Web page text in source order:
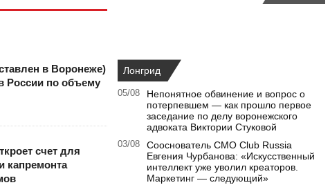
в Воронеже)
России по объему
счет для
капремонта
Лонгрид
05/08
Непонятное обвинение и вопрос о
потерпевшем — как прошло первое
заседание по делу воронежского
адвоката Виктории Стуковой
03/08
Сооснователь CMO Club Russia
Евгения Чурбанова: «Искусственный
интеллект уже уволил креаторов.
Маркетинг — следующий»